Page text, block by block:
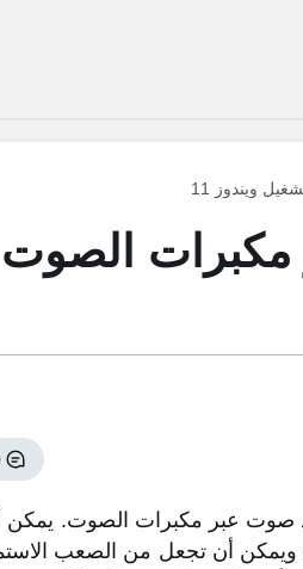
ويندوز 11
مكبرات
صوت عبر مكبرات الصوت. يمكن
أن تجعل من الصعب